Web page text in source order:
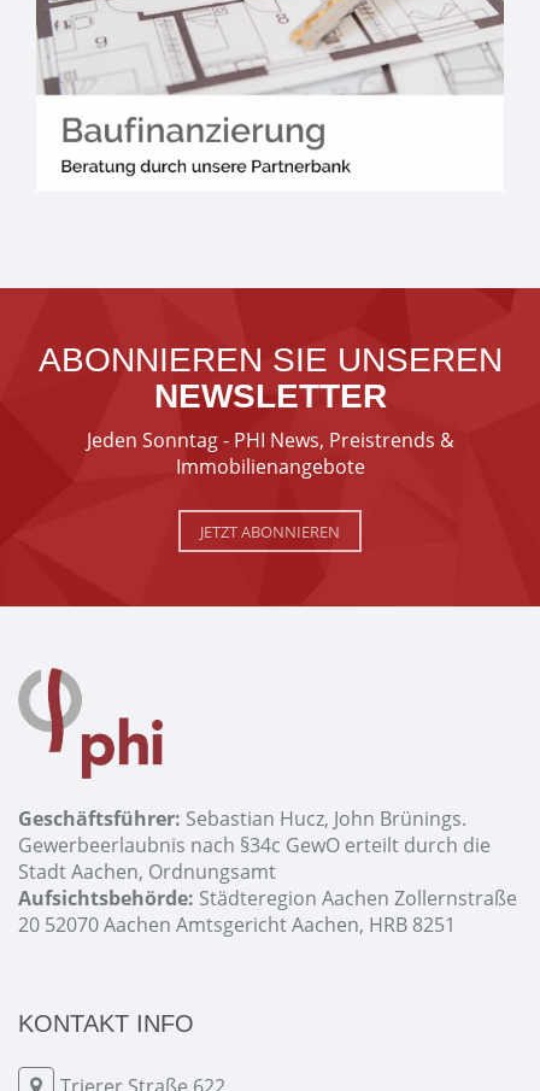
ABONNIEREN SIE UNSEREN
NEWSLETTER
Jeden Sonntag - PHI News, Preistrends &
Immobilienangebote
JETZT ABONNIEREN
Geschäftsführer: Sebastian Hucz, John Brünings.
Gewerbeerlaubnis nach §34c GewO erteilt durch die
Stadt Aachen, Ordnungsamt
Aufsichtsbehörde: Städteregion Aachen Zollernstraße
20 52070 Aachen Amtsgericht Aachen, HRB 8251
KONTAKT INFO